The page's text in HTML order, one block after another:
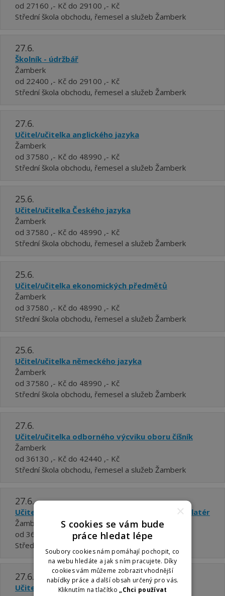
od 27160 ,- Kč do 29100 ,- Kč
Střední škola obchodu, řemesel a služeb Žamberk
27.6.
Školník - údržbář
Žamberk
od 22400 ,- Kč do 29100 ,- Kč
Střední škola obchodu, řemesel a služeb Žamberk
27.6.
Učitel/učitelka anglického jazyka
Žamberk
od 37580 ,- Kč do 48990 ,- Kč
Střední škola obchodu, řemesel a služeb Žamberk
25.6.
Učitel/učitelka Českého jazyka
Žamberk
od 37580 ,- Kč do 48990 ,- Kč
Střední škola obchodu, řemesel a služeb Žamberk
25.6.
Učitel/učitelka ekonomických předmětů
Žamberk
od 37580 ,- Kč do 48990 ,- Kč
Střední škola obchodu, řemesel a služeb Žamberk
25.6.
Učitel/učitelka německého jazyka
Žamberk
od 37580 ,- Kč do 48990 ,- Kč
Střední škola obchodu, řemesel a služeb Žamberk
27.6.
Učitel/učitelka odborného výcviku oboru číšník
Žamberk
od 36130 ,- Kč do 42440 ,- Kč
Střední škola obchodu, řemesel a služeb Žamberk
27.6.
Učitel/učitelka odborného výcviku oboru instalatér
Žamberk
od 36130 ,- Kč do 42440 ,- Kč
Střední škola obchodu, řemesel a služeb Žamberk
27.6.
Učitel/učitelka odborných předmětů -
×
S cookies se vám bude
práce hledat lépe
Soubory cookies nám pomáhají pochopit, co
na webu hledáte a jak s ním pracujete. Díky
cookies vám můžeme zobrazit vhodnější
nabídky práce a další obsah určený pro vás.
Kliknutím na tlačítko„Chci používat